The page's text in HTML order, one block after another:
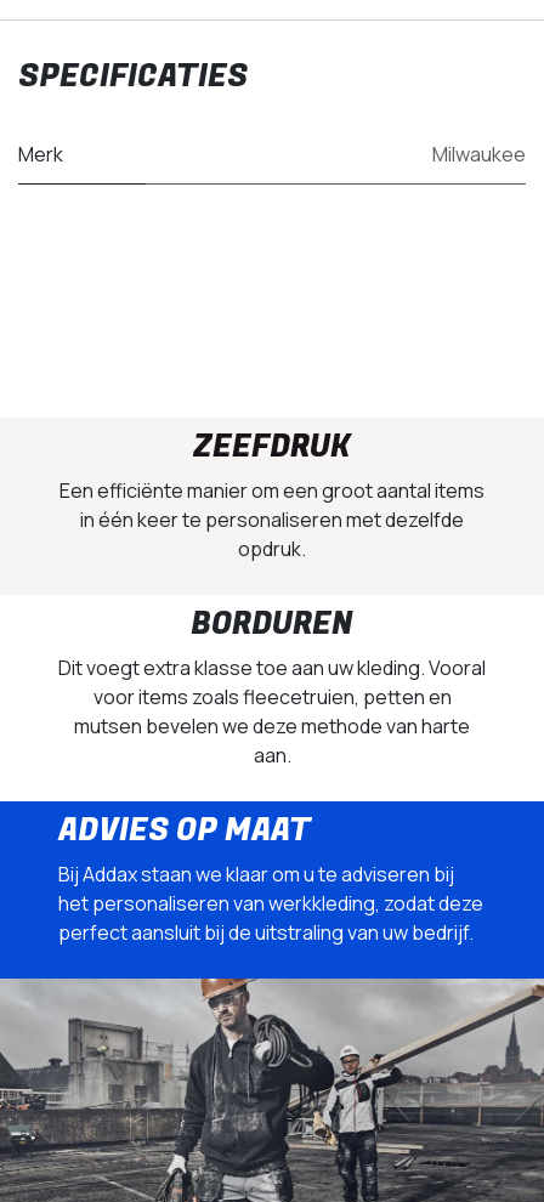
SPECIFICATIES
Merk Milwaukee
ZEEFDRUK
Een efficiënte manier om een groot aantal items
in één keer te personaliseren met dezelfde
opdruk.
BORDUREN
Dit voegt extra klasse toe aan uw kleding. Vooral
voor items zoals fleecetruien, petten en
mutsen bevelen we deze methode van harte
aan.
ADVIES OP MAAT
Bij Addax staan we klaar om u te adviseren bij
het personaliseren van werkkleding, zodat deze
perfect aansluit bij de uitstraling van uw bedrijf.